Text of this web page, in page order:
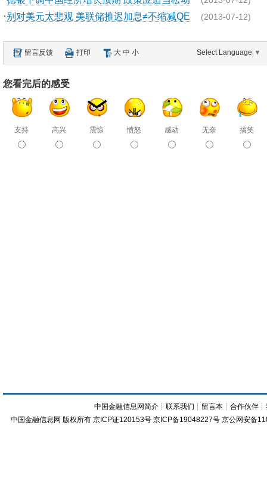
·别对美元太悲观 美联储推迟加息≠不缩减QE (2013-07-12)
留言反馈 打印 大 中 小 Select Language ▼
您看完后的感受
支持 高兴 震惊 愤怒 感动 无奈 搞笑
中国金融信息网简介 ┊联系我们 ┊ 留言本 ┊合作伙伴 ┊
中国金融信息网 版权所有 京ICP证120153号 京ICP备19048227号 京公网安备